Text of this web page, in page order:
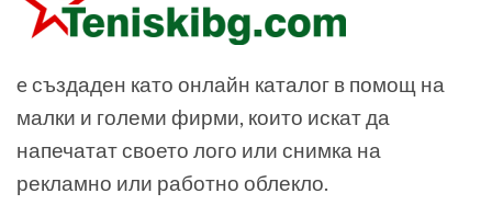
e създаден като онлайн каталог в помощ на
малки и големи фирми, които искат да
напечатат своето лого или снимка на
рекламно или работно облекло.